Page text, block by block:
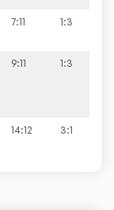
7:11 1:3
9:11 1:3
14:12 3:1